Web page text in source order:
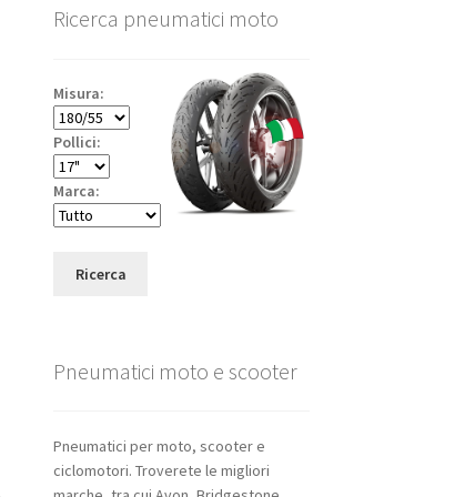
Ricerca pneumatici moto
Misura:
Pollici:
Marca:
Ricerca
Pneumatici moto e scooter
Pneumatici per moto, scooter e
ciclomotori. Troverete le migliori